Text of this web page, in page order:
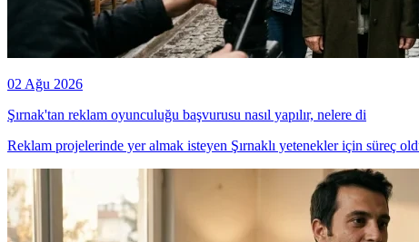
02 Ağu 2026
Şırnak'tan reklam oyunculuğu başvurusu nasıl yapılır, nelere di
Reklam projelerinde yer almak isteyen Şırnaklı yetenekler için süreç